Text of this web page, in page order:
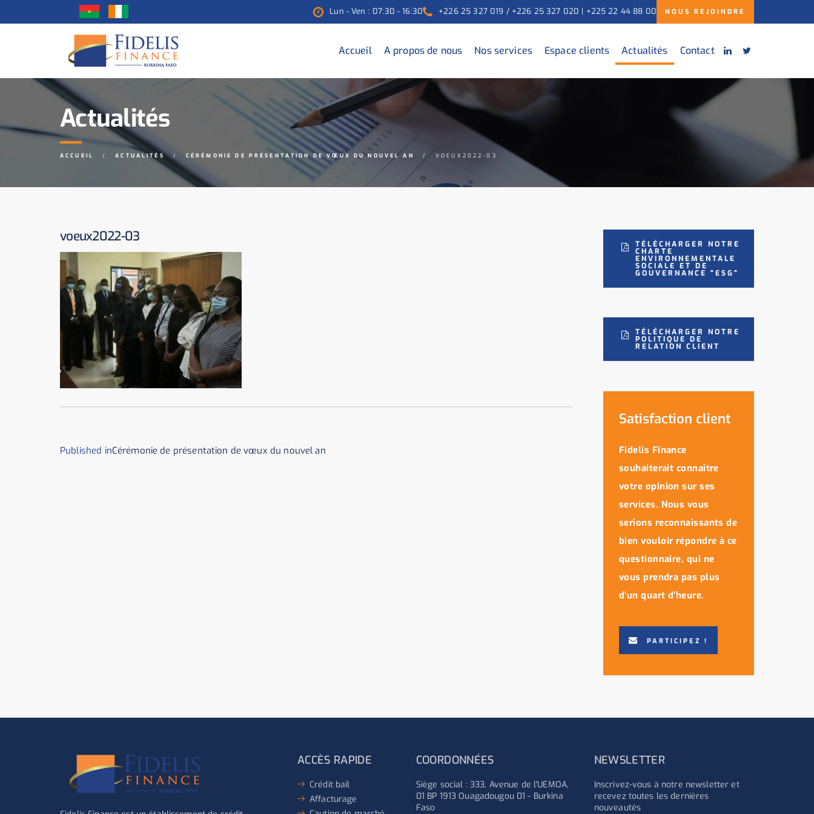
Lun - Ven : 07:30 - 16:30 +226 25 327 019 / +226 25 327 020 | +225 22 44 88 00 NOUS REJOINDRE
Accueil A propos de nous Nos services Espace clients Actualités Contact
Actualités
ACCUEIL ACTUALITÉS CÉRÉMONIE DE PRÉSENTATION DE VŒUX DU NOUVEL AN VOEUX2022-03
voeux2022-03
Published inCérémonie de présentation de vœux du nouvel an
TÉLÉCHARGER NOTRE
CHARTE
ENVIRONNEMENTALE
SOCIALE ET DE
GOUVERNANCE "ESG"
TÉLÉCHARGER NOTRE
POLITIQUE DE
RELATION CLIENT
Satisfaction client
Fidelis Finance
souhaiterait connaître
votre opinion sur ses
services. Nous vous
serions reconnaissants de
bien vouloir répondre à ce
questionnaire, qui ne
vous prendra pas plus
d’un quart d’heure.
PARTICIPEZ !
ACCÈS RAPIDE
Crédit bail
Affacturage
COORDONNÉES
Siège social : 333, Avenue de l'UEMOA,
01 BP 1913 Ouagadougou 01 - Burkina
Faso
NEWSLETTER
Inscrivez-vous à notre newsletter et
recevez toutes les dernières
nouveautés